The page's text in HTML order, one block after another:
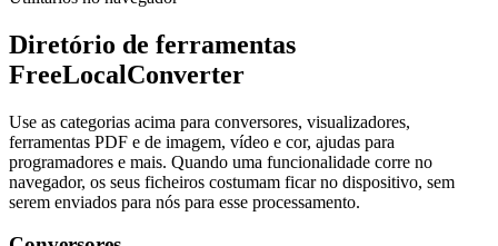
Diretório de ferramentas
FreeLocalConverter
Use as categorias acima para conversores, visualizadores,
ferramentas PDF e de imagem, vídeo e cor, ajudas para
programadores e mais. Quando uma funcionalidade corre no
navegador, os seus ficheiros costumam ficar no dispositivo, sem
serem enviados para nós para esse processamento.